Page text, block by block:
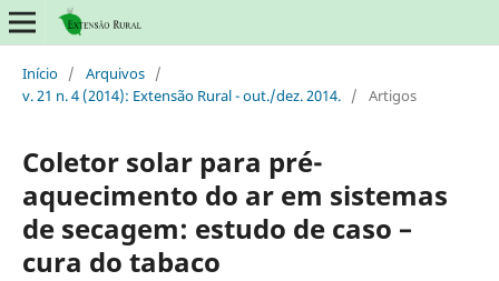
Início / Arquivos /
v. 21 n. 4 (2014): Extensão Rural - out./dez. 2014. / Artigos
Coletor solar para pré-
aquecimento do ar em sistemas
de secagem: estudo de caso –
cura do tabaco